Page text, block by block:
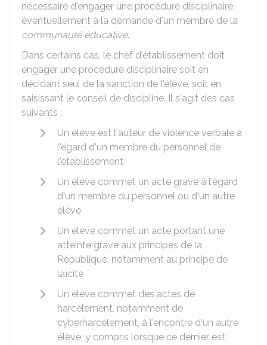
nécessaire d'engager une procédure disciplinaire,
éventuellement à la demande d'un membre de la
communauté éducative.
Dans certains cas, le chef d'établissement doit
engager une procédure disciplinaire soit en
décidant seul de la sanction de l'élève, soit en
saisissant le conseil de discipline. Il s'agit des cas
suivants :
Un élève est l'auteur de violence verbale à
l'égard d'un membre du personnel de
l'établissement
Un élève commet un acte grave à l'égard
d'un membre du personnel ou d'un autre
élève
Un élève commet un acte portant une
atteinte grave aux principes de la
République, notamment au principe de
laïcité
Un élève commet des actes de
harcèlement, notamment de
cyberharcèlement, à l'encontre d'un autre
élève, y compris lorsque ce dernier est